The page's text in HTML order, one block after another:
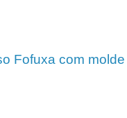
Fofuxa com molde